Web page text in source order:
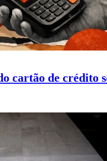
cartão de crédito